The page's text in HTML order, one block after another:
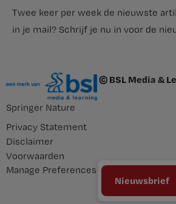
Nieuwsbrief
Twee keer per week de nieuwste
in je mail? Schrijf je nu in voor de
© BSL Media &
Springer Nature
Privacy Statement
Disclaimer
Voorwaarden
Manage Preferences